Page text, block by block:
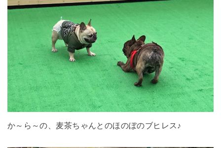
か～ら～の、麦茶ちゃんとのほのぼのブヒレス♪